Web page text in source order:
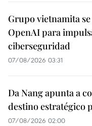
Grupo vietnamita
OpenAI para
ciberseguridad
07/08/2026 03:31
Da Nang apunta a
destino estratégico
07/08/2026 02:00